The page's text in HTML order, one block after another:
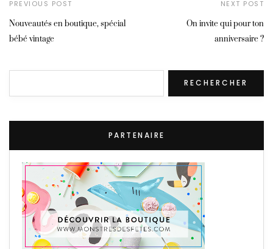
PREVIOUS POST
Nouveautés en boutique, spécial
bébé vintage
NEXT POST
On invite qui pour ton
anniversaire ?
RECHERCHER
PARTENAIRE